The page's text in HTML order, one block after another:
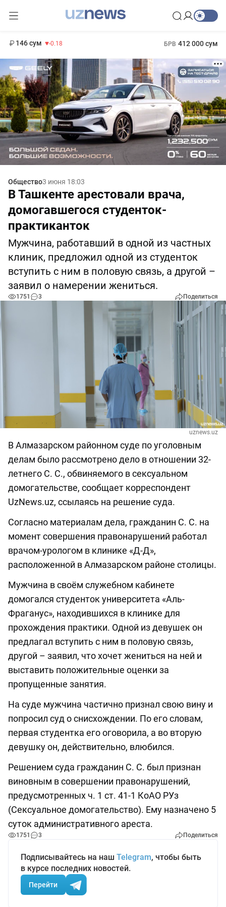
146 сум -0.18 БРВ 412 000 сум
Общество3 июня 18:03
В Ташкенте арестовали врача,
домогавшегося студенток-
практиканток
Мужчина, работавший в одной из частных
клиник, предложил одной из студенток
вступить с ним в половую связь, а другой –
заявил о намерении жениться.
1751 3 Поделиться
uznews.uz
В Алмазарском районном суде по уголовным
делам было рассмотрено дело в отношении 32-
летнего С. С., обвиняемого в сексуальном
домогательстве, сообщает корреспондент
UzNews.uz, ссылаясь на решение суда.
Согласно материалам дела, гражданин С. С. на
момент совершения правонарушений работал
врачом-урологом в клинике «Д-Д»,
расположенной в Алмазарском районе столицы.
Мужчина в своём служебном кабинете
домогался студенток университета «Аль-
Фраганус», находившихся в клинике для
прохождения практики. Одной из девушек он
предлагал вступить с ним в половую связь,
другой – заявил, что хочет жениться на ней и
выставить положительные оценки за
пропущенные занятия.
На суде мужчина частично признал свою вину и
попросил суд о снисхождении. По его словам,
первая студентка его оговорила, а во вторую
девушку он, действительно, влюбился.
Решением суда гражданин С. С. был признан
виновным в совершении правонарушений,
предусмотренных ч. 1 ст. 41-1 КоАО РУз
(Сексуальное домогательство). Ему назначено 5
суток административного ареста.
1751 3 Поделиться
Подписывайтесь на наш Telegram, чтобы быть
в курсе последних новостей.
Перейти